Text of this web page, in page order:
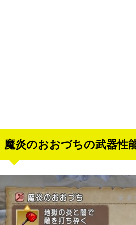
魔炎のおおづちの武器性